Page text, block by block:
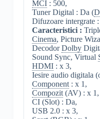
MCI: 500,
Tuner Digital : Da (
Difuzoare intergrate
Caracteristici :
Cinema, Picture
DecodorDolby
Sound Sync, Virtual
HDMI: x 3,
Iesire audio digitala
Component: x 1,
Compozit(AV) : x 1,
CI (Slot) : Da,
USB 2.0 : x 3,